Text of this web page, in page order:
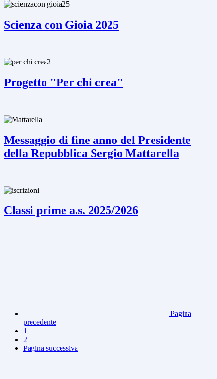
Scienza con Gioia 2025
Progetto "Per chi crea"
Messaggio di fine anno del Presidente
della Repubblica Sergio Mattarella
Classi prime a.s. 2025/2026
Pagina
precedente
1
2
Pagina successiva